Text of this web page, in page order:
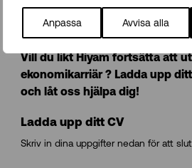
Anpassa Avvisa alla
”Närvarande, professionella och
Vill du likt Hiyam fortsätta att
ekonomikarriär ? Ladda upp
och låt oss hjälpa dig!
Ladda upp ditt CV
Skriv in dina uppgifter nedan för att